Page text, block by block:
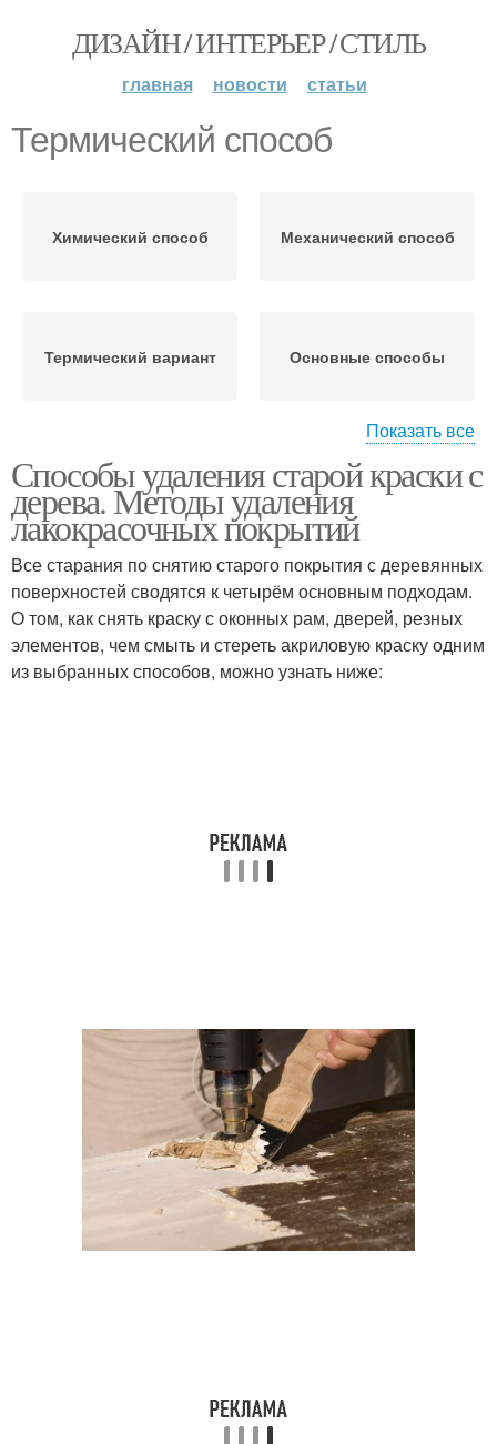
ДИЗАЙН / ИНТЕРЬЕР / СТИЛЬ
главная новости статьи
Термический способ
Химический способ Механический способ
Термический вариант Основные способы
Термическая обработка Термические способы
Электромеханический
способ
Эффективные способы
Показать все
Способы удаления старой краски с
дерева. Методы удаления
лакокрасочных покрытий
Все старания по снятию старого покрытия с деревянных
поверхностей сводятся к четырём основным подходам.
О том, как снять краску с оконных рам, дверей, резных
элементов, чем смыть и стереть акриловую краску одним
из выбранных способов, можно узнать ниже: